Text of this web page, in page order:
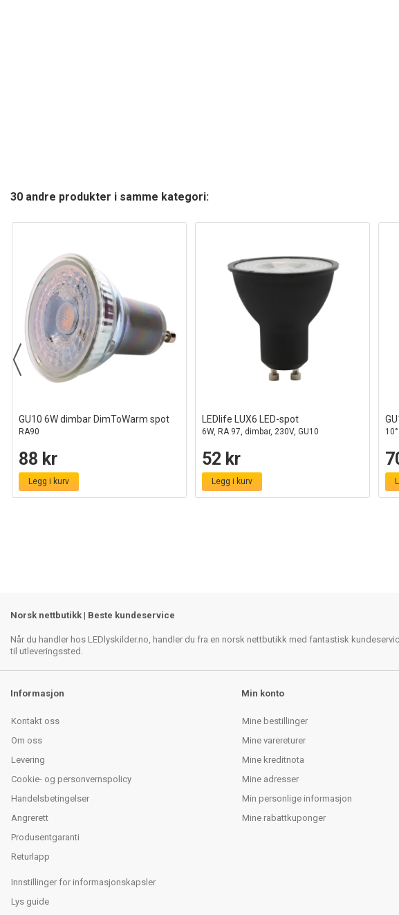
30 andre produkter i samme kategori:
GU10 6W dimbar DimToWarm spot
RA90
88 kr
Legg i kurv
LEDlife LUX6 LED-spot
6W, RA 97, dimbar, 230V, GU10
52 kr
Legg i kurv
Norsk nettbutikk | Beste kundeservice
Når du handler hos LEDlyskilder.no, handler du fra en norsk nettbutikk med fantastisk
til utleveringssted.
Informasjon
Kontakt oss
Om oss
Levering
Cookie- og personvernspolicy
Handelsbetingelser
Angrerett
Produsentgaranti
Returlapp
Innstillinger for informasjonskapsler
Lys guide
Min konto
Mine bestillinger
Mine varereturer
Mine kreditnota
Mine adresser
Min personlige informasjon
Mine rabattkuponger